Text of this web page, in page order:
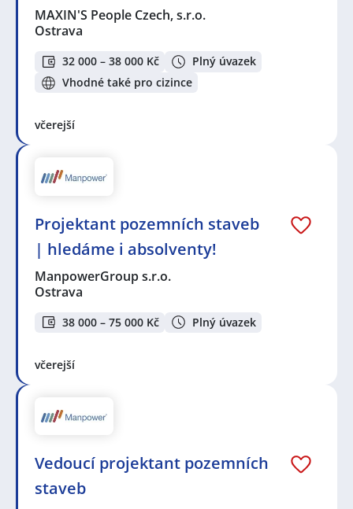
MAXIN'S People Czech, s.r.o.
Ostrava
32 000 – 38 000 Kč
Plný úvazek
Vhodné také pro cizince
včerejší
Projektant pozemních staveb
| hledáme i absolventy!
ManpowerGroup s.r.o.
Ostrava
38 000 – 75 000 Kč Plný úvazek
včerejší
Vedoucí projektant pozemních
staveb